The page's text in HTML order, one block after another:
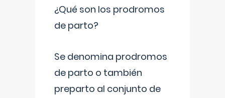
¿Qué son los prodromos
de parto?
Se denomina prodromos
de parto o también
preparto al conjunto de